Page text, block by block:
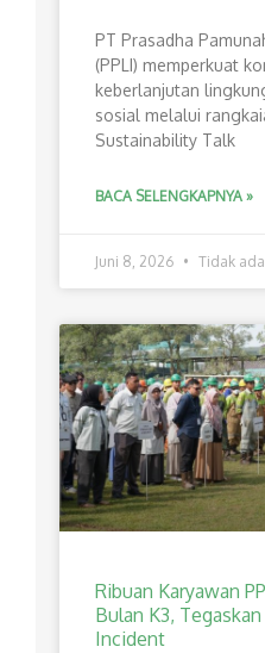
PT Prasadha
(PPLI) memperkuat
keberlanjutan
sosial melalui
Sustainability Talk
BACA SELENGKAPNYA »
Juni 8, 2026 Tidak
Ribuan Karyawan
Bulan K3,
Incident